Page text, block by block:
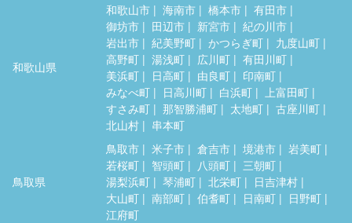
和歌山県
和歌山市 海南市 橋本市
有田市
御坊市
田辺市 新宮市
紀の川市
岩出市
紀美野町 かつらぎ町
九度山町
高野町
湯浅町 広川町
有田川町
美浜町
日高町 由良町
印南町
みなべ町
日高川町 白浜町
上富田町
すさみ町
那智勝浦町 太地町
古座川町
北山村
串本町
鳥取県
鳥取市 米子市 倉吉市 境港市
岩美町
若桜町
智頭町 八頭町
三朝町
湯梨浜町
琴浦町 北栄町
日吉津村
大山町
南部町 伯耆町 日南町
日野町
江府町